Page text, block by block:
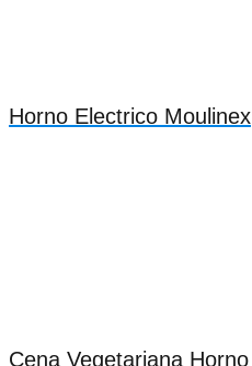
Horno Electrico Moulinex
Cena Vegetariana Horno